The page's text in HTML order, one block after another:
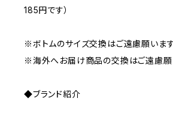
185円です）
※ボトムのサイズ交換はご遠慮願います
※海外へお届け商品の交換はご遠慮願
◆ブランド紹介